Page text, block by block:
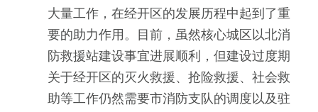
大量工作，在经开区的发展历程中起到了重
要的助力作用。目前，虽然核心城区以北消
防救援站建设事宜进展顺利，但建设过度期
关于经开区的灭火救援、抢险救援、社会救
助等工作仍然需要市消防支队的调度以及驻